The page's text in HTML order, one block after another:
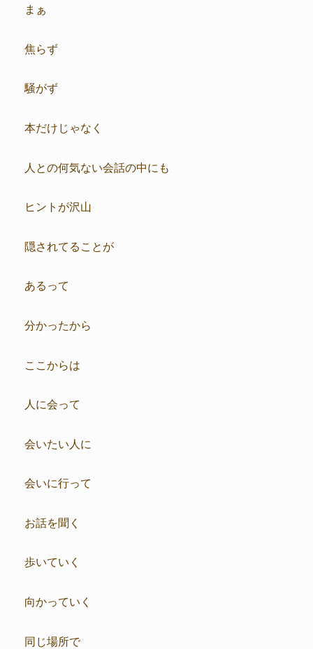
まぁ
焦らず
騒がず
本だけじゃなく
人との何気ない会話の中にも
ヒントが沢山
隠されてることが
あるって
分かったから
ここからは
人に会って
会いたい人に
会いに行って
お話を聞く
歩いていく
向かっていく
同じ場所で